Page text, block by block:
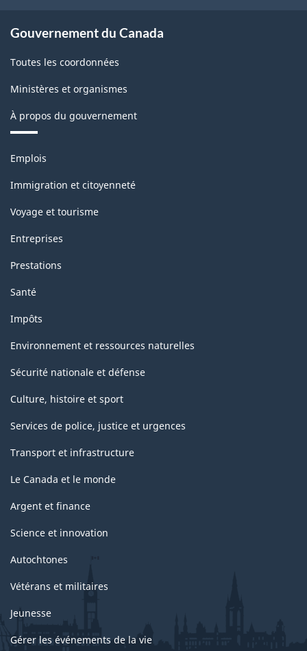
Gouvernement du Canada
Toutes les coordonnées
Ministères et organismes
À propos du gouvernement
Thèmes
sujets
Emplois
Immigration et citoyenneté
Voyage et tourisme
Entreprises
Prestations
Santé
Impôts
Environnement et ressources naturelles
Sécurité nationale et défense
Culture, histoire et sport
Services de police, justice et urgences
Transport et infrastructure
Le Canada et le monde
Argent et finance
Science et innovation
Autochtones
Vétérans et militaires
Jeunesse
Gérer les événements de la vie